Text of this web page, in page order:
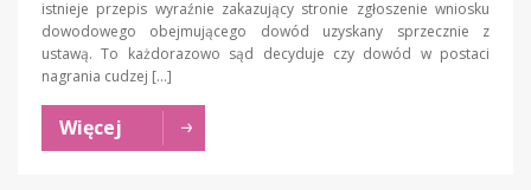
istnieje przepis wyraźnie zakazujący stronie zgłoszenie wniosku
dowodowego obejmującego dowód uzyskany sprzecznie z
ustawą. To każdorazowo sąd decyduje czy dowód w postaci
nagrania cudzej […]
Więcej